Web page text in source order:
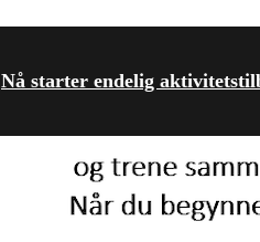
Nå starter endelig